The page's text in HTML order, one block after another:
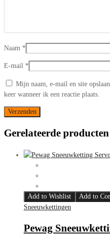
Naam *
E-mail *
Mijn naam, e-mail en site
keer wanneer ik een reactie plaats.
Gerelateerde producten
Add to Wishlist
Add to
Sneeuwkettingen
Pewag